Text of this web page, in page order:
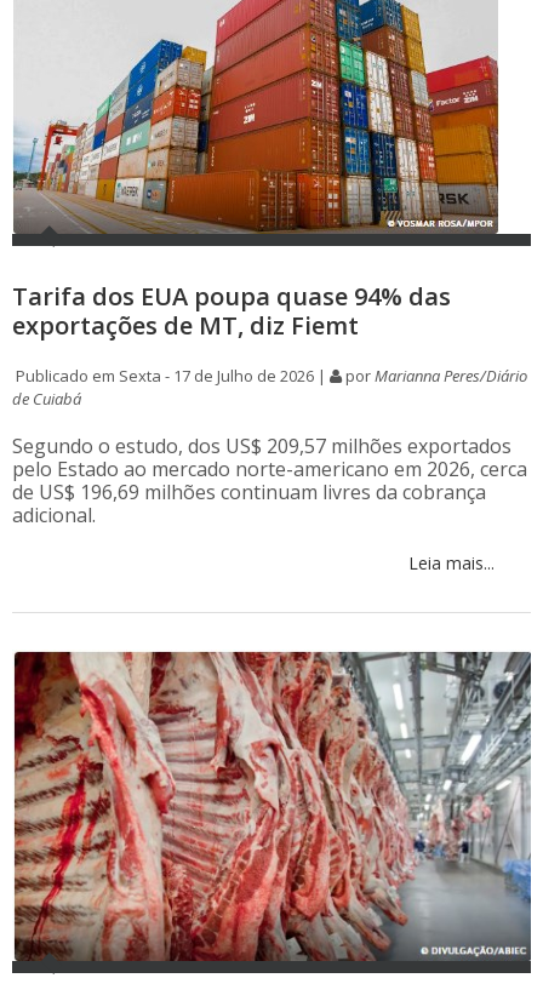
Tarifa dos EUA poupa quase 94% das
exportações de MT, diz Fiemt
Publicado em Sexta - 17 de Julho de 2026 | porMarianna Peres/Diário
de Cuiabá
Segundo o estudo, dos US$ 209,57 milhões exportados
pelo Estado ao mercado norte-americano em 2026, cerca
de US$ 196,69 milhões continuam livres da cobrança
adicional.
Leia mais...